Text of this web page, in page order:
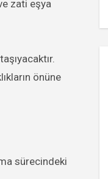
zati eşya
önüne
sürecindeki